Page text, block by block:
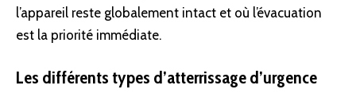
l’appareil reste globalement intact et où l’évacuation
est la priorité immédiate.
Les différents types d’atterrissage d’urgence